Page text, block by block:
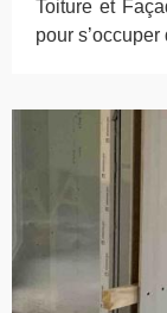
Toiture et
pour